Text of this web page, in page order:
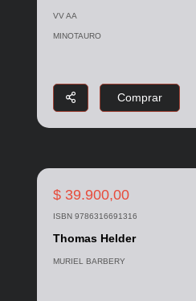
VV AA
MINOTAURO
Comprar
$ 39.900,00
ISBN 9786316691316
Thomas Helder
MURIEL BARBERY